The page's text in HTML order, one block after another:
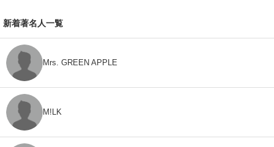
新着著名人一覧
Mrs. GREEN APPLE
M!LK